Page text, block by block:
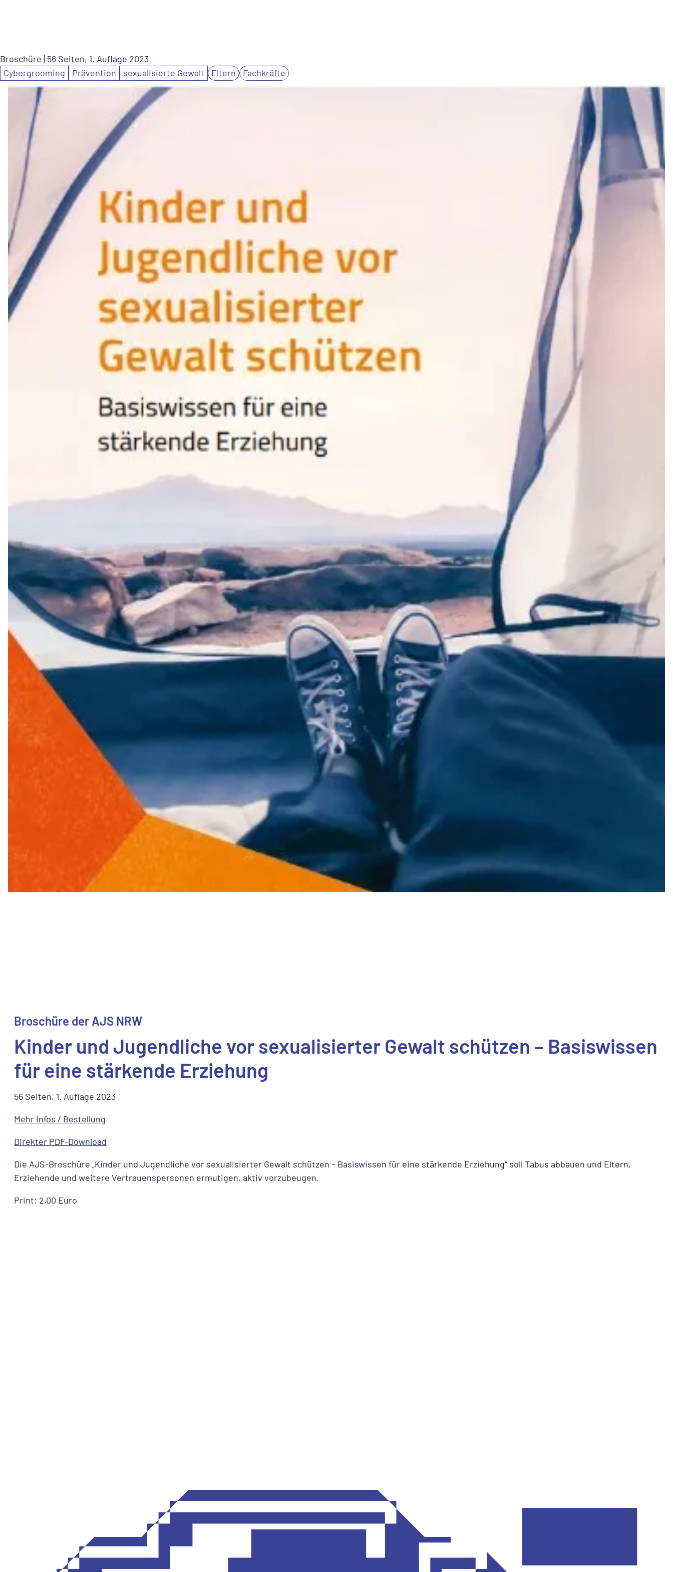
Broschüre | 56 Seiten, 1. Auflage 2023
Cybergrooming
Prävention sexualisierte Gewalt Eltern Fachkräfte
Broschüre der AJS NRW
Kinder und Jugendliche vor sexualisierter Gewalt schützen – Basiswissen
für eine stärkende Erziehung
56 Seiten, 1. Auflage 2023
Mehr Infos / Bestellung
Direkter PDF-Download
Die AJS-Broschüre „Kinder und Jugendliche vor sexualisierter Gewalt schützen – Basiswissen für eine stärkende Erziehung“ soll Tabus abbauen und Eltern,
Erziehende und weitere Vertrauenspersonen ermutigen, aktiv vorzubeugen.
Print: 2,00 Euro